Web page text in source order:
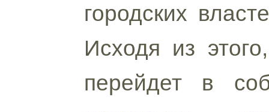
городских
Исходя из
перейдет в